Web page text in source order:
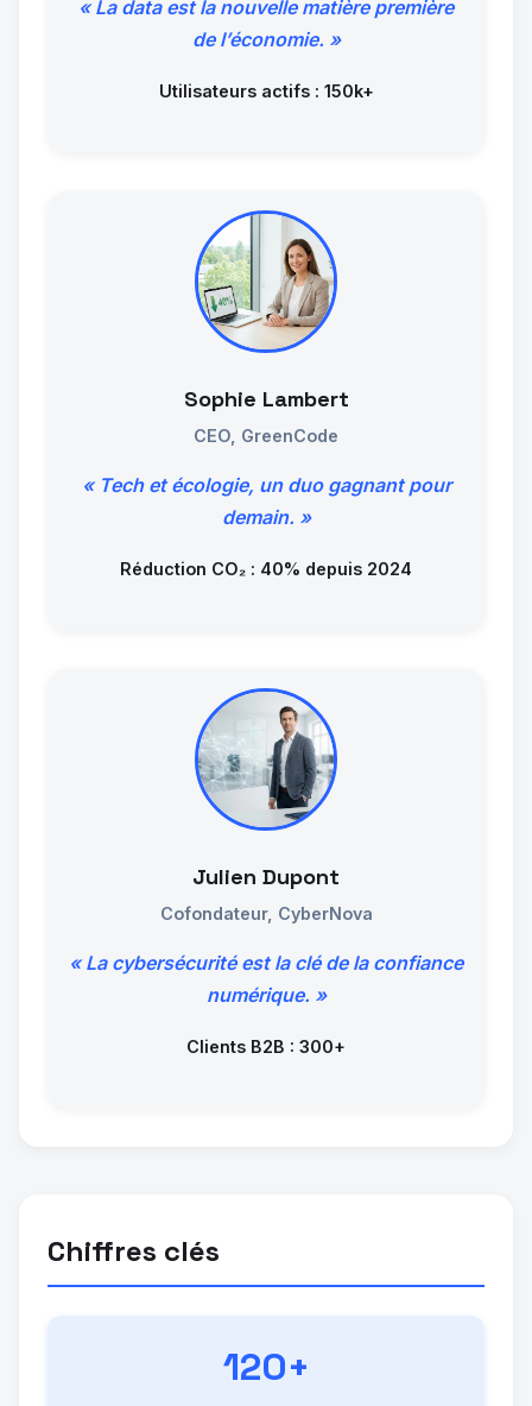
« La data est la nouvelle matière première
de l’économie. »
Utilisateurs actifs : 150k+
Sophie Lambert
CEO, GreenCode
« Tech et écologie, un duo gagnant pour
demain. »
Réduction CO₂ : 40% depuis 2024
Julien Dupont
Cofondateur, CyberNova
« La cybersécurité est la clé de la confiance
numérique. »
Clients B2B : 300+
Chiffres clés
120+